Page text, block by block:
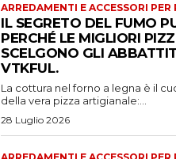
ARREDAMENTI E ACCESSORI PER
IL SEGRETO DEL FUMO
PERCHÉ LE MIGLIORI
SCELGONO GLI
VTKFUL.
La cottura nel forno a legna è il
della vera pizza artigianale:...
28 Luglio 2026